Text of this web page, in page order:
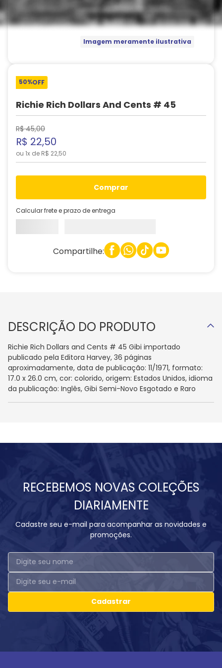
Imagem meramente ilustrativa
50%OFF
Richie Rich Dollars And Cents # 45
R$ 45,00
R$ 22,50
ou 1x de R$ 22,50
comprar
Calcular frete e prazo de entrega
Compartilhe:
DESCRIÇÃO DO PRODUTO
Richie Rich Dollars and Cents # 45 Gibi importado
publicado pela Editora Harvey, 36 páginas
aproximadamente, data de publicação: 11/1971, formato:
17.0 x 26.0 cm, cor: colorido, origem: Estados Unidos, idioma
da publicação: Inglês, Gibi Semi-Novo Esgotado e Raro
RECEBEMOS NOVAS COLEÇÕES
DIARIAMENTE
Cadastre seu e-mail para acompanhar as novidades e
promoções.
Cadastrar